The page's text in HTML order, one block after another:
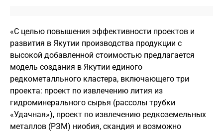
«С целью повышения эффективности проектов и
развития в Якутии производства продукции с
высокой добавленной стоимостью предлагается
модель создания в Якутии единого
редкометалльного кластера, включающего три
проекта: проект по извлечению лития из
гидроминерального сырья (рассолы трубки
«Удачная»), проект по извлечению редкоземельных
металлов (РЗМ) ниобия, скандия и возможно